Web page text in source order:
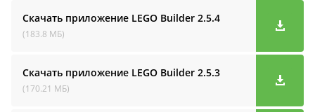
Скачать приложение LEGO Builder 2.5.4
(183.8 МБ)
Скачать приложение LEGO Builder 2.5.3
(170.21 МБ)